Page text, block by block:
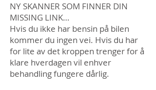
NY SKANNER SOM FINNER DIN
MISSING LINK…
Hvis du ikke har bensin på bilen
kommer du ingen vei. Hvis du har
for lite av det kroppen trenger for å
klare hverdagen vil enhver
behandling fungere dårlig.